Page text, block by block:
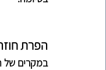
הפרת
במקרים של